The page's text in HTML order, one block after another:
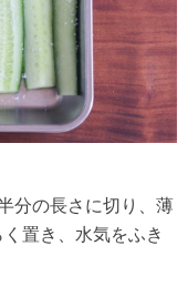
分の長さに切り、薄
置き、水気をふき